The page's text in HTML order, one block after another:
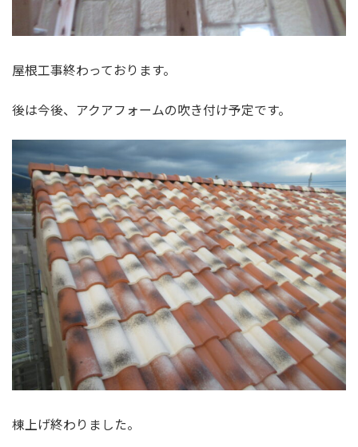
屋根工事終わっております。
後は今後、アクアフォームの吹き付け予定です。
棟上げ終わりました。